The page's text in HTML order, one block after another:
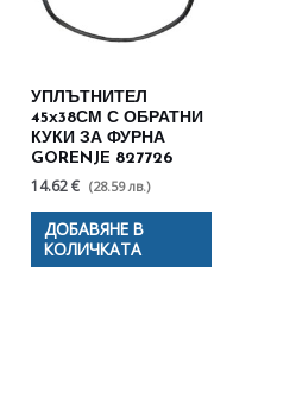
УПЛЪТНИТЕЛ
45х38СМ С ОБРАТНИ
КУКИ ЗА ФУРНА
GORENJE 827726
14.62 € (28.59 лв.)
ДОБАВЯНЕ В
КОЛИЧКАТА